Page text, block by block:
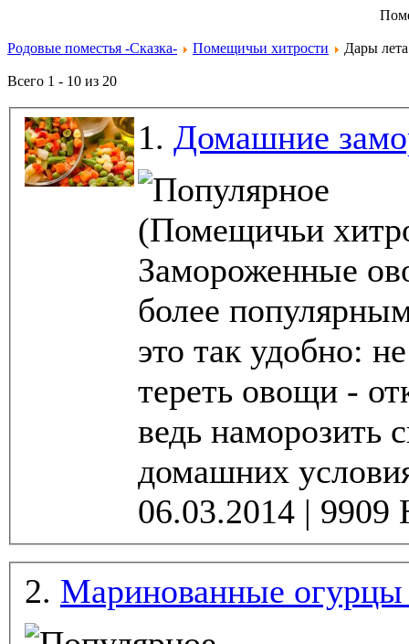
Родовые поместья -Сказка- Помещичьи хитрости Дары
Всего 1 - 10 из 20
1. Домашние
(Помещичьи
Замороженные
более
это так удобно:
тереть овощи -
ведь наморозить
домашних
2. Маринованные